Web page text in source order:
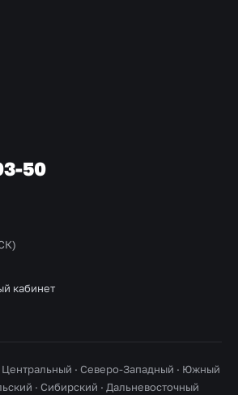
50
кабинет
Центральный · Северо-Западный · Южный
· Сибирский · Дальневосточный